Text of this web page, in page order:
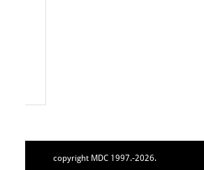
copyright MDC 1997.-2026.